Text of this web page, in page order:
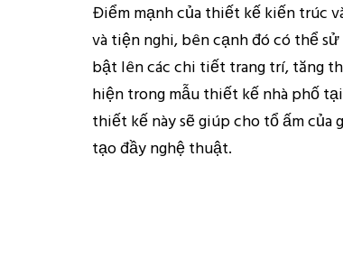
Điểm mạnh của thiết kế kiến trúc
và tiện nghi, bên cạnh đó có thể
bật lên các chi tiết trang trí, tăng
hiện trong mẫu thiết kế nhà phố
thiết kế này sẽ giúp cho tổ ấm của
tạo đầy nghệ thuật.